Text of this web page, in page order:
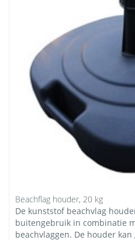
Beachflag houder, 20 kg
De kunststof beachvlag
buitengebruik in combinatie
beachvlaggen. De houder